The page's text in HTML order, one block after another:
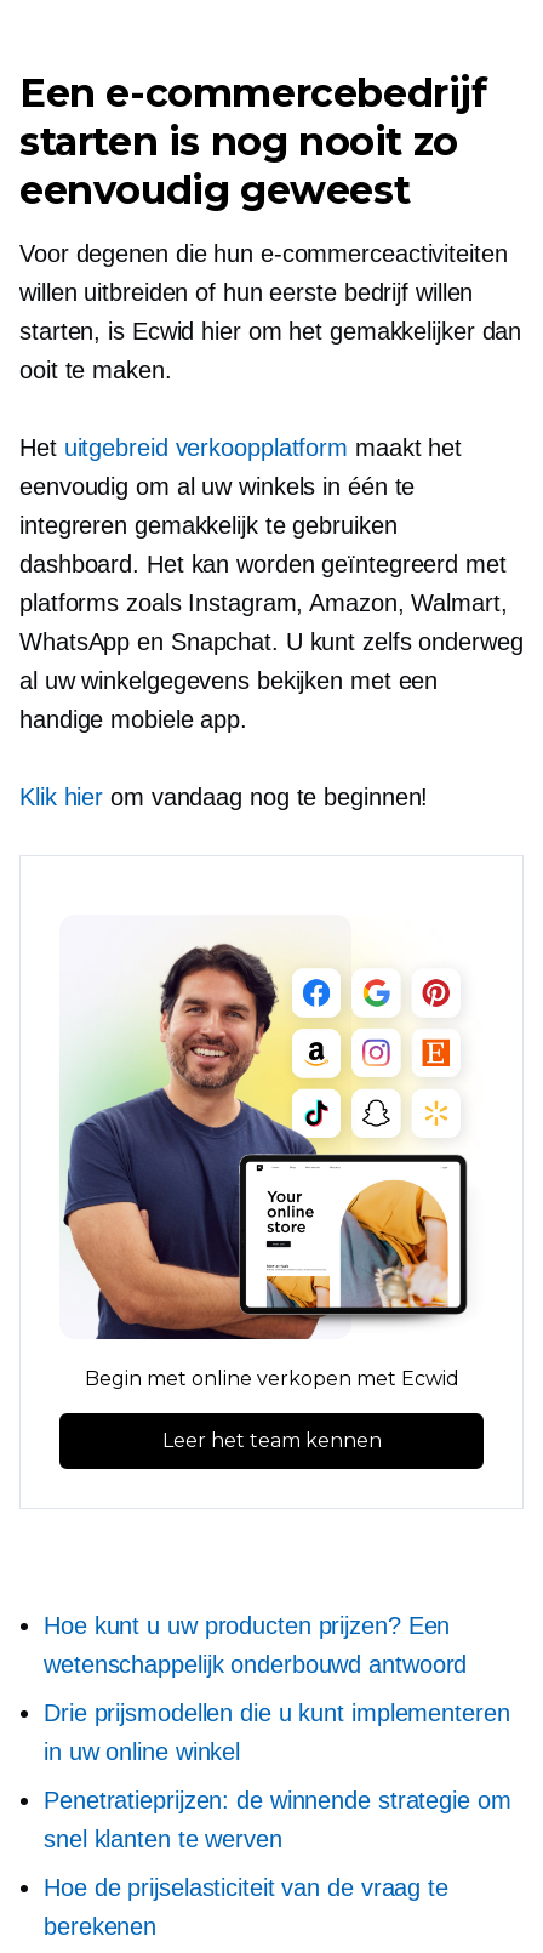
Een e-commercebedrijf
starten is nog nooit zo
eenvoudig geweest
Voor degenen die hun e-commerceactiviteiten
willen uitbreiden of hun eerste bedrijf willen
starten, is Ecwid hier om het gemakkelijker dan
ooit te maken.
Het uitgebreid verkoopplatform maakt het
eenvoudig om al uw winkels in één te
integreren gemakkelijk te gebruiken
dashboard. Het kan worden geïntegreerd met
platforms zoals Instagram, Amazon, Walmart,
WhatsApp en Snapchat. U kunt zelfs onderweg
al uw winkelgegevens bekijken met een
handige mobiele app.
Klik hier om vandaag nog te beginnen!
Begin met online verkopen met Ecwid
Leer het team kennen
Hoe kunt u uw producten prijzen? Een
wetenschappelijk onderbouwd antwoord
Drie prijsmodellen die u kunt implementeren
in uw online winkel
Penetratieprijzen: de winnende strategie om
snel klanten te werven
Hoe de prijselasticiteit van de vraag te
berekenen